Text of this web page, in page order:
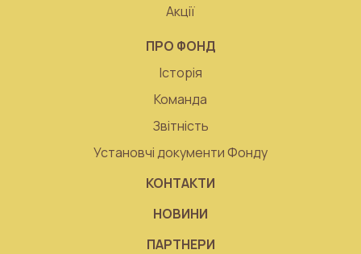
Акції
ПРО ФОНД
Історія
Команда
Звітність
Установчі документи Фонду
КОНТАКТИ
НОВИНИ
ПАРТНЕРИ